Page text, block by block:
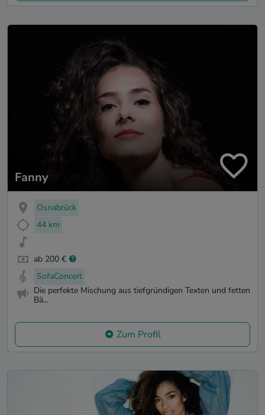
Fanny
Osnabrück
44 km
ab 200 €
SofaConcert
Die perfekte Mischung aus tiefgründigen Texten und fetten
Bä...
Zum Profil